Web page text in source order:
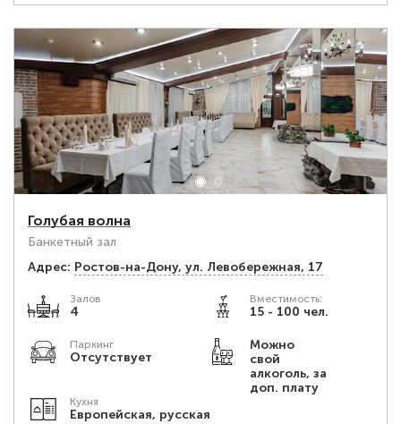
Голубая волна
Банкетный зал
Адрес: Ростов-на-Дону, ул. Левобережная, 17
Залов
4
Вместимость:
15 - 100 чел.
Паркинг
Отсутствует
Можно
свой
алкоголь, за
доп. плату
Кухня
Европейская, русская